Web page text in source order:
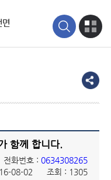
면
함께 합니다.
전화번호 : 0634308265
08-02
조회 : 1305